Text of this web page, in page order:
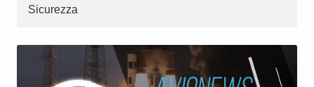
Sicurezza